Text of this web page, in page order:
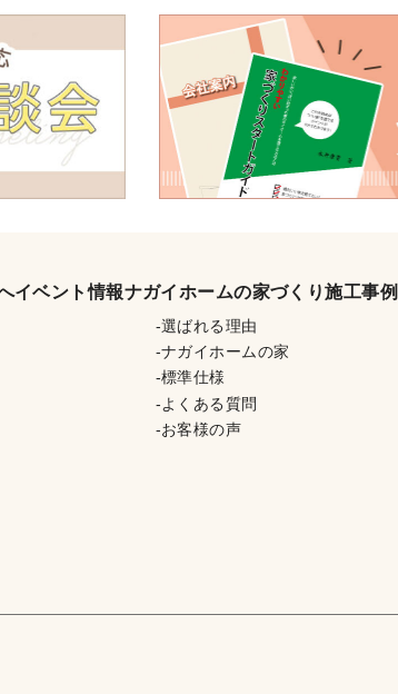
イベント情報ナガイホームの家づくり
選ばれる理由
ナガイホームの家
標準仕様
よくある質問
お客様の声
施工事例